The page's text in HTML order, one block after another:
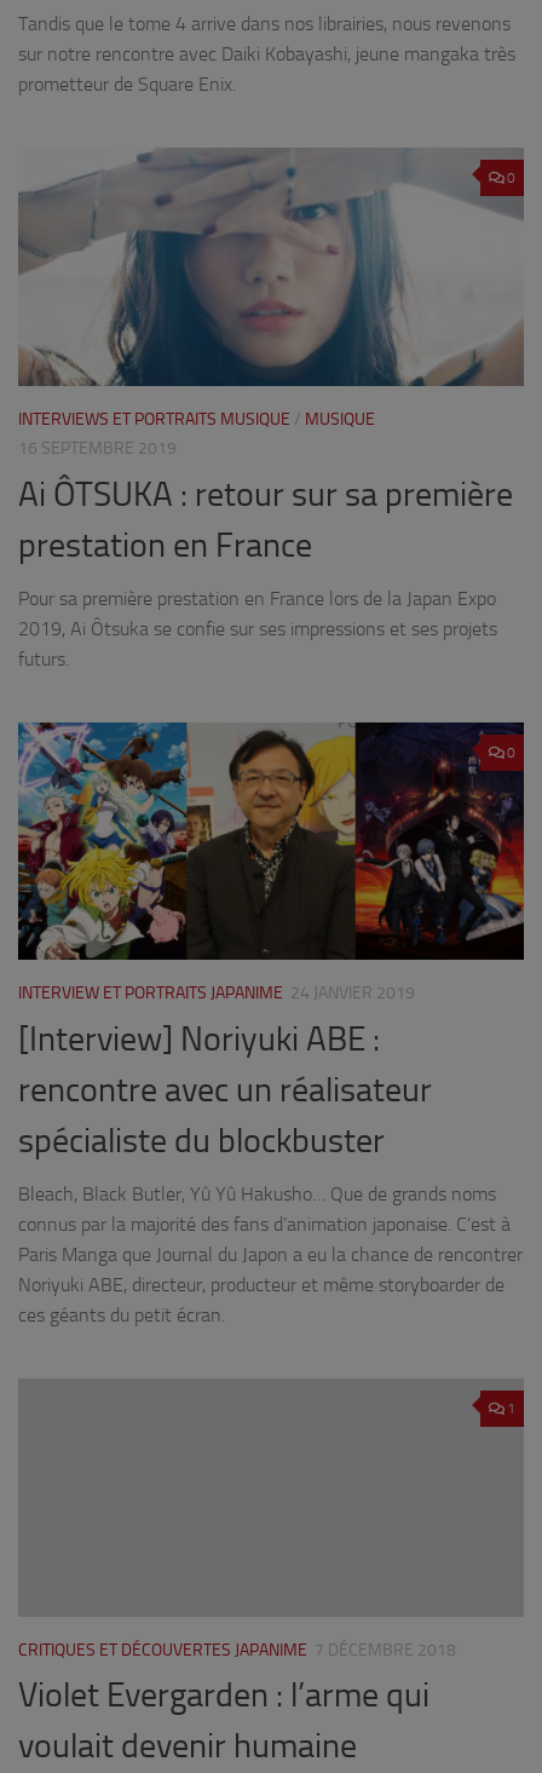
Tandis que le tome 4 arrive dans nos librairies, nous revenons
sur notre rencontre avec Daiki Kobayashi, jeune mangaka très
prometteur de Square Enix.
0
INTERVIEWS ET PORTRAITS MUSIQUE / MUSIQUE
16 SEPTEMBRE 2019
Ai ÔTSUKA : retour sur sa première
prestation en France
Pour sa première prestation en France lors de la Japan Expo
2019, Ai Ôtsuka se confie sur ses impressions et ses projets
futurs.
0
INTERVIEW ET PORTRAITS JAPANIME 24 JANVIER 2019
[Interview] Noriyuki ABE :
rencontre avec un réalisateur
spécialiste du blockbuster
Bleach, Black Butler, Yû Yû Hakusho… Que de grands noms
connus par la majorité des fans d’animation japonaise. C’est à
Paris Manga que Journal du Japon a eu la chance de rencontrer
Noriyuki ABE, directeur, producteur et même storyboarder de
ces géants du petit écran.
1
CRITIQUES ET DÉCOUVERTES JAPANIME 7 DÉCEMBRE 2018
Violet Evergarden : l’arme qui
voulait devenir humaine